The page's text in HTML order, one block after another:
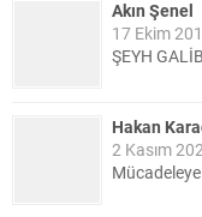
Akın Şenel
17 Ekim
ŞEYH GALİB
Hakan
2 Kasım